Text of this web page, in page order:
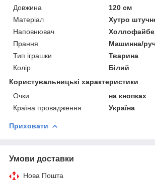
Довжина
120 см
Матеріал
Хутро
Наповнювач
Прання
Машинна/
Тип іграшки
Тварина
Колір
Білий
Користувальницькі характеристики
Очки
на кнопках
Країна провадження
Україна
Приховати
Умови доставки
Нова Пошта